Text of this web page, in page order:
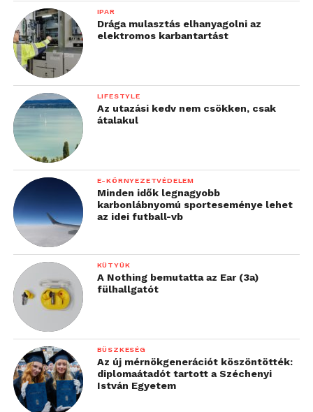
IPAR
Drága mulasztás elhanyagolni az
elektromos karbantartást
LIFESTYLE
Az utazási kedv nem csökken, csak
átalakul
E-KÖRNYEZETVÉDELEM
Minden idők legnagyobb
karbonlábnyomú sporteseménye lehet
az idei futball-vb
KÜTYÜK
A Nothing bemutatta az Ear (3a)
fülhallgatót
BÜSZKESÉG
Az új mérnökgenerációt köszöntötték:
diplomaátadót tartott a Széchenyi
István Egyetem